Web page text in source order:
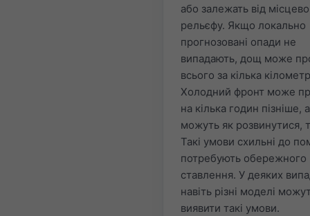
або залежать від
рельєфу. Якщо локально
прогнозовані опади не
випадають, дощ може
всього за кілька
Холодний фронт може
на кілька годин пізніше,
можуть як розвинутися,
Такі умови схильні до
потребують обережного
ставлення. У деяких
навіть різні моделі
виявити такі умови.